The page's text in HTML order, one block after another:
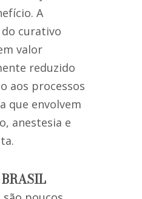
A
curativo
valor
reduzido
aos processos
que envolvem
anestesia e